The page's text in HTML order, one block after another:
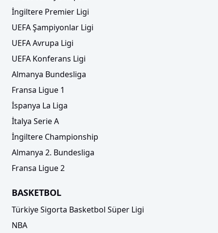
İngiltere Premier Ligi
UEFA Şampiyonlar Ligi
UEFA Avrupa Ligi
UEFA Konferans Ligi
Almanya Bundesliga
Fransa Ligue 1
İspanya La Liga
İtalya Serie A
İngiltere Championship
Almanya 2. Bundesliga
Fransa Ligue 2
BASKETBOL
Türkiye Sigorta Basketbol Süper Ligi
NBA